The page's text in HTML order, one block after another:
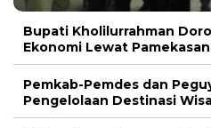
Bupati Kholilurrahman
Ekonomi Lewat
Pemkab-Pemdes dan
Pengelolaan Destinasi